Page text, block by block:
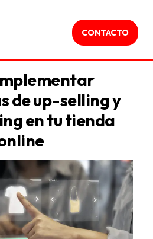
CONTACTO
de up-selling y
en tu tienda